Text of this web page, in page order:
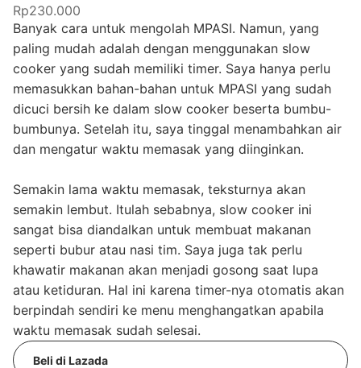
Rp230.000
Banyak cara untuk mengolah MPASI. Namun, yang
paling mudah adalah dengan menggunakan slow
cooker yang sudah memiliki timer. Saya hanya perlu
memasukkan bahan-bahan untuk MPASI yang sudah
dicuci bersih ke dalam slow cooker beserta bumbu-
bumbunya. Setelah itu, saya tinggal menambahkan air
dan mengatur waktu memasak yang diinginkan.
Semakin lama waktu memasak, teksturnya akan
semakin lembut. Itulah sebabnya, slow cooker ini
sangat bisa diandalkan untuk membuat makanan
seperti bubur atau nasi tim. Saya juga tak perlu
khawatir makanan akan menjadi gosong saat lupa
atau ketiduran. Hal ini karena timer-nya otomatis akan
berpindah sendiri ke menu menghangatkan apabila
waktu memasak sudah selesai.
Beli di Lazada